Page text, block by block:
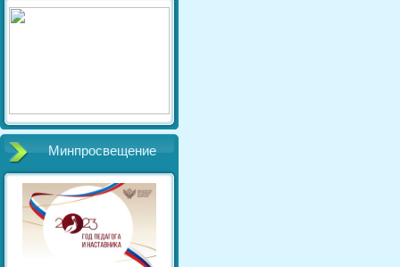
Минпросвещение